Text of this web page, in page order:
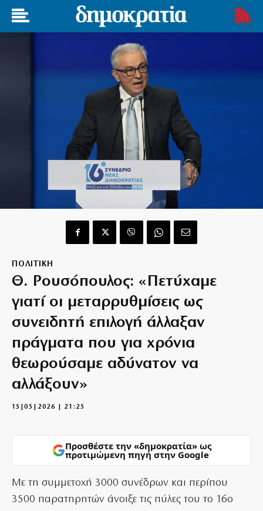
ΠΟΛΙΤΙΚΗ
Θ. Ρουσόπουλος: «Πετύχαμε
γιατί οι μεταρρυθμίσεις ως
συνειδητή επιλογή άλλαξαν
πράγματα που για χρόνια
θεωρούσαμε αδύνατον να
αλλάξουν»
15|05|2026 | 21:25
Προσθέστε την «δημοκρατία» ως
προτιμώμενη πηγή στην Google
Mε τη συμμετοχή 3000 συνέδρων και περίπου
3500 παρατηρητών άνοιξε τις πύλες του το 16ο